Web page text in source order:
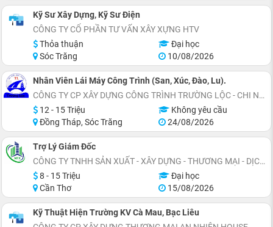
Kỹ Sư Xây Dựng, Kỹ Sư Điện
CÔNG TY CỔ PHẦN TƯ VẤN XÂY XỰNG HTV
Thỏa thuận
Đại học
Sóc Trăng
10/08/2026
Nhân Viên Lái Máy Công Trình (San, Xúc, Đào, Lu).
CÔNG TY CP XÂY DỰNG CÔNG TRÌNH TRƯỜNG LỘC - CHI NHÁNH CẦN THƠ
12 - 15 Triệu
Không yêu cầu
Đồng Tháp, Sóc Trăng
24/08/2026
Trợ Lý Giám Đốc
CÔNG TY TNHH SẢN XUẤT - XÂY DỰNG - THƯƠNG MẠI - DỊCH VỤ NỘI THẤT XANH
8 - 15 Triệu
Đại học
Cần Thơ
15/08/2026
Kỹ Thuật Hiện Trường KV Cà Mau, Bạc Liêu